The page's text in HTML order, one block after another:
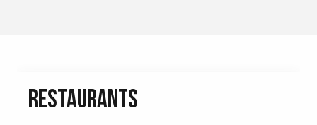
RESTAURANTS